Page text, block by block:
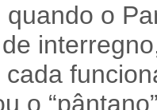
quando o
o